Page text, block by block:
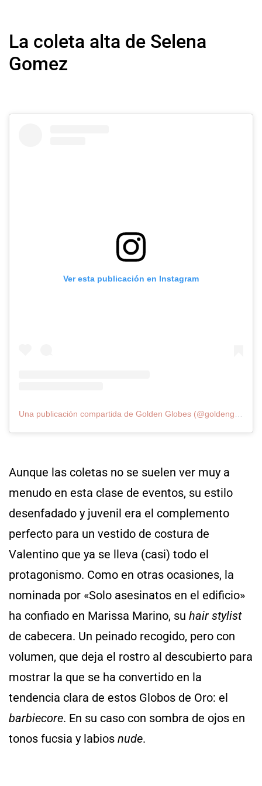
La coleta alta de Selena
Gomez
Ver esta publicación en Instagram
Aunque las coletas no se suelen ver muy a
menudo en esta clase de eventos, su estilo
desenfadado y juvenil era el complemento
perfecto para un vestido de costura de
Valentino que ya se lleva (casi) todo el
protagonismo. Como en otras ocasiones, la
nominada por «Solo asesinatos en el edificio»
ha confiado en Marissa Marino, su hair stylist
de cabecera. Un peinado recogido, pero con
volumen, que deja el rostro al descubierto para
mostrar la que se ha convertido en la
tendencia clara de estos Globos de Oro: el
barbiecore. En su caso con sombra de ojos en
tonos fucsia y labios nude.